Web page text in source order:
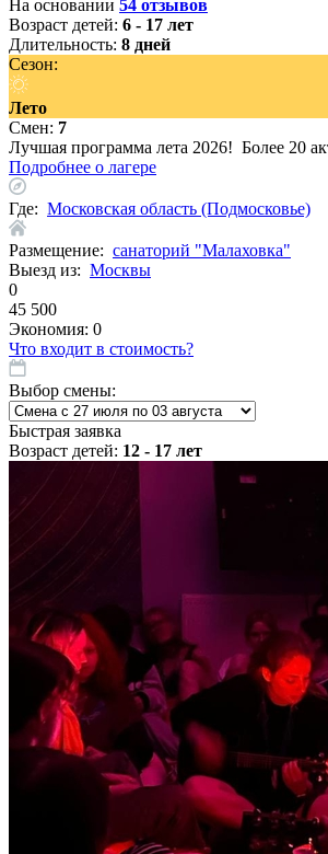
На основании 54 отзывов
Возраст детей: 6 - 17 лет
Длительность: 8 дней
Сезон:
Лето
Смен: 7
Лучшая программа лета 2026! Более 20
Подробнее о лагере
Где: Московская область (Подмосковье)
Размещение: санаторий "Малаховка"
Выезд из: Москвы
0
45 500
Экономия: 0
Что входит в стоимость?
Выбор смены:
Быстрая заявка
Возраст детей: 12 - 17 лет